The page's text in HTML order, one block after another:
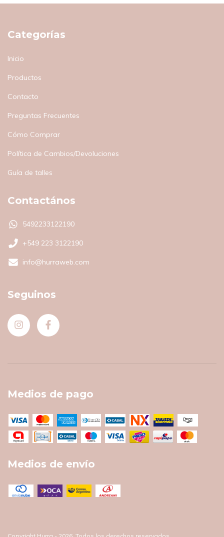
Categorías
Inicio
Productos
Contacto
Preguntas Frecuentes
Cómo Comprar
Política de Cambios/Devoluciones
Guía de talles
Contactános
5492233122190
+549 223 3122190
info@hurraweb.com
Seguinos
Medios de pago
Medios de envío